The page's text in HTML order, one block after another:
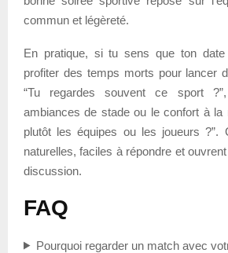
commun et légèreté.
En pratique, si tu sens que ton
profiter des temps morts pour lancer
“Tu regardes souvent ce sport
ambiances de stade ou le confort à la
plutôt les équipes ou les joueurs ?”.
naturelles, faciles à répondre et
discussion.
FAQ
Pourquoi regarder un match avec